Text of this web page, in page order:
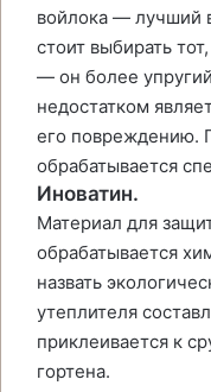
войлока — лучший
стоит выбирать
— он более
недостатком
его повреждению.
обрабатывается
Иноватин.
Материал для
обрабатывается
назвать
утеплителя
приклеивается к
гортена.